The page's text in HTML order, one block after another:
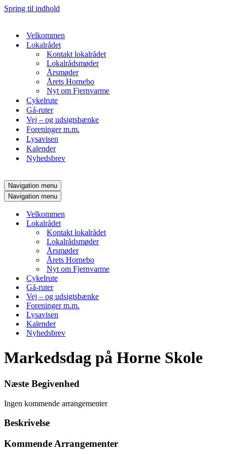
Spring til indhold
Velkommen
Lokalrådet
Kontakt lokalrådet
Lokalrådsmøder
Årsmøder
Årets Hornebo
Nyt om Fjernvarme
Cykelrute
Gå-ruter
Vej – og udsigtsbænke
Foreninger m.m.
Lysavisen
Kalender
Nyhedsbrev
Navigation menu
Navigation menu
Velkommen
Lokalrådet
Kontakt lokalrådet
Lokalrådsmøder
Årsmøder
Årets Hornebo
Nyt om Fjernvarme
Cykelrute
Gå-ruter
Vej – og udsigtsbænke
Foreninger m.m.
Lysavisen
Kalender
Nyhedsbrev
Markedsdag på Horne Skole
Næste Begivenhed
Ingen kommende arrangementer
Beskrivelse
Kommende Arrangementer